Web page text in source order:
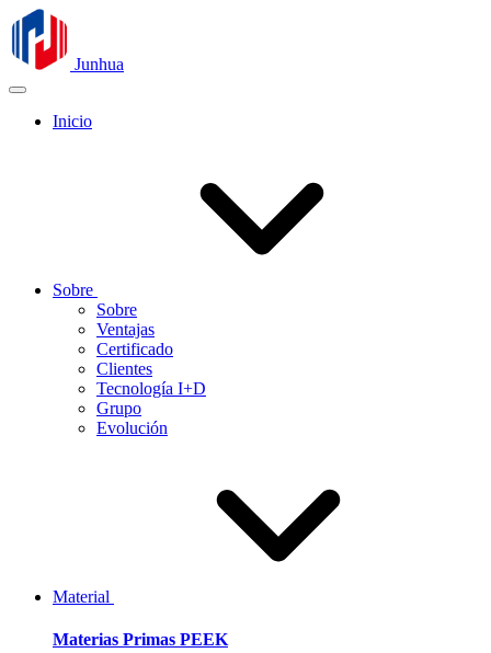
Junhua
Inicio
Sobre
Sobre
Ventajas
Certificado
Clientes
Tecnología I+D
Grupo
Evolución
Material
Materias Primas PEEK